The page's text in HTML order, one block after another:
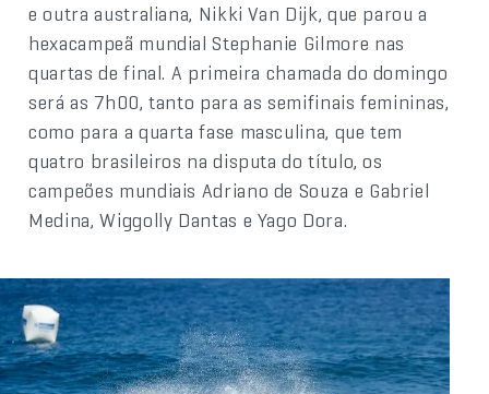
e outra australiana, Nikki Van Dijk, que parou a
hexacampeã mundial Stephanie Gilmore nas
quartas de final. A primeira chamada do domingo
será as 7h00, tanto para as semifinais femininas,
como para a quarta fase masculina, que tem
quatro brasileiros na disputa do título, os
campeões mundiais Adriano de Souza e Gabriel
Medina, Wiggolly Dantas e Yago Dora.